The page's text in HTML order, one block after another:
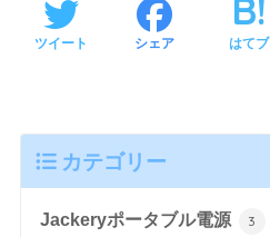
ツイート シェア はてブ
カテゴリー
Jackeryポータブル電源 3